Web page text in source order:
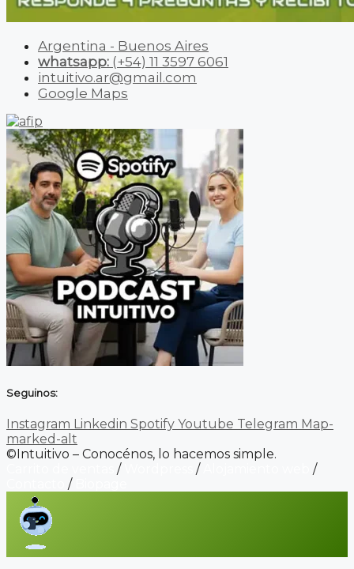
Argentina - Buenos Aires
whatsapp: (+54) 11 3597 6061
intuitivo.ar@gmail.com
Google Maps
Seguinos:
Instagram Linkedin Spotify Youtube Telegram Map-
marked-alt
©Intuitivo – Conocénos, lo hacemos simple.
/ /
/
/